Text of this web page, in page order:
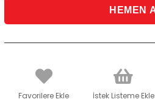
Favorilere Ekle İstek Listeme Ekle